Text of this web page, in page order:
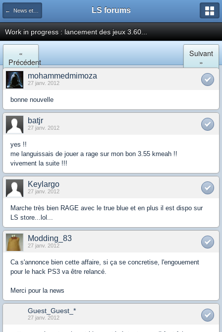
← News et actualités postées sur LS LS forums
Work in progress : lancement des jeux 3.60...
«
Précédent
Suivant
»
mohammedmimoza
27 janv. 2012
bonne nouvelle
batjr
27 janv. 2012
yes !!
me languissais de jouer a rage sur mon bon 3.55 kmeah !!
vivement la suite !!!
Keylargo
27 janv. 2012
Marche très bien RAGE avec le true blue et en plus il est dispo sur
LS store...lol...
Modding_83
27 janv. 2012
Ca s'annonce bien cette affaire, si ça se concretise, l'engouement
pour le hack PS3 va être relancé.
Merci pour la news
Guest_Guest_*
27 janv. 2012